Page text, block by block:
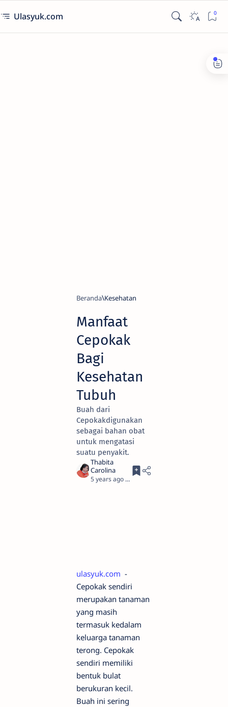
Ulasyuk.com
Beranda Kesehatan
Manfaat
Cepokak
Bagi
Kesehatan
Tubuh
Buah dari
Cepokakdigunakan
sebagai bahan obat
untuk mengatasi
suatu penyakit.
5 years ago 2
ulasyuk.com -
Cepokak sendiri
merupakan tanaman
yang masih
termasuk kedalam
keluarga tanaman
terong. Cepokak
sendiri memiliki
bentuk bulat
berukuran kecil.
Buah ini sering